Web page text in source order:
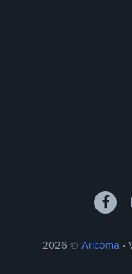
2026 © Aricoma •